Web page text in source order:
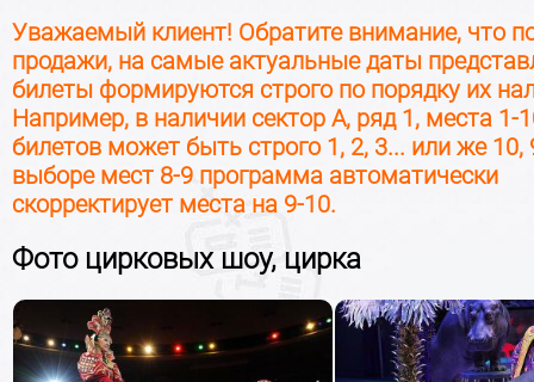
16августа Воскресенье, 13:00 Выбор
19августа Среда, 19:00 Выбор
22
22августа Суббота, 17:00 Выбор
Уважаемый клиент! Обратите внимание, что
продажи, на самые актуальные даты
билеты формируются строго по порядку их
Например, в наличии сектор А, ряд 1, места 1-
билетов может быть строго 1, 2, 3... или же 10,
выборе мест 8-9 программа автоматически
скорректирует места на 9-10.
Фото цирковых шоу, цирка